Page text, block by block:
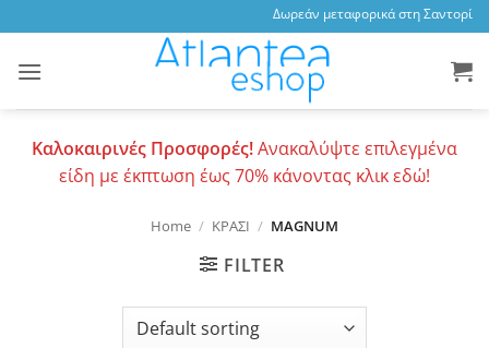
to
content
Δωρεάν μεταφορικά στη
Καλοκαιρινές Προσφορές!Ανακαλύψτε επιλεγμένα
είδη με έκπτωση έως 70% κάνοντας κλικ εδώ!
Home / ΚΡΑΣΙ / MAGNUM
FILTER